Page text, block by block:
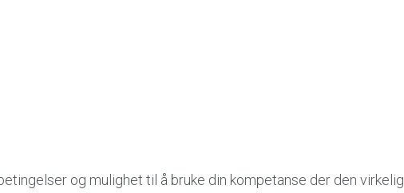
og mulighet til å bruke din kompetanse der den virkelig